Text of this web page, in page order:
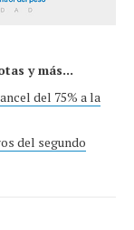
y más...
del 75% a la
del segundo